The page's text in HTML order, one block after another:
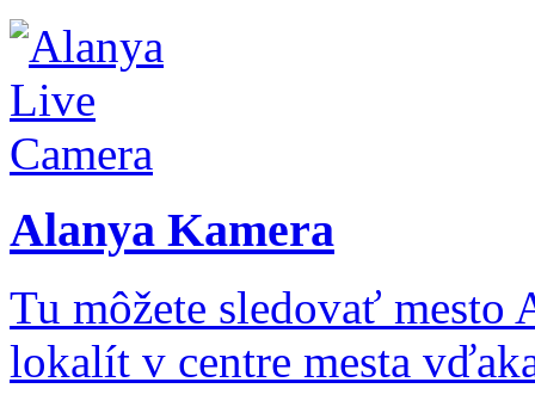
Alanya Kamera
Tu môžete sledovať mesto
lokalít v centre mesta